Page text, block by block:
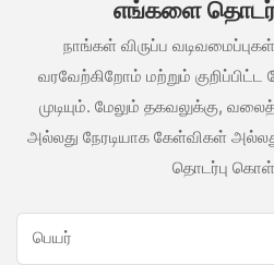
எங்களை
நாங்கள் விருப்ப
வரவேற்கிறோம் மற்றும்
முடியும். மேலும் தகவலுக்கு,
அல்லது நேரடியாக கேள்விகள்
தொடர்பு
பெயர்